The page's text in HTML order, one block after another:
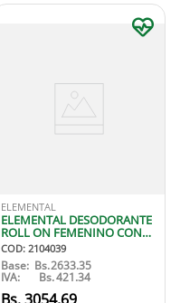
ELEMENTAL
ELEMENTAL DESODORANTE
ROLL ON FEMENINO CON
VITAMINA E 7O ML
COD: 2104039
Base: Bs.2633.35
IVA: Bs.421.34
3054,69